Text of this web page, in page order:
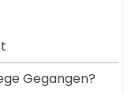
Gegangen?